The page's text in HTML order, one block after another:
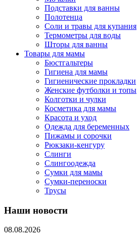
Подставки для ванны
Полотенца
Соли и травы для купания
Термометры для воды
Шторы для ванны
Товары для мамы
Бюстгальтеры
Гигиена для мамы
Гигиенические прокладки
Женские футболки и топы
Колготки и чулки
Косметика для мамы
Красота и уход
Одежда для беременных
Пижамы и сорочки
Рюкзаки-кенгуру
Слинги
Слингоодежда
Сумки для мамы
Сумки-переноски
Трусы
Наши новости
08.08.2026